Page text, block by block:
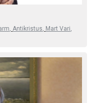
Antikristus Mart Vari